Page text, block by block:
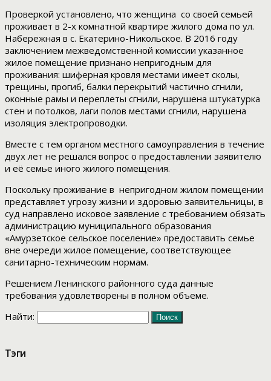
Проверкой установлено, что женщина со своей семьей
проживает в 2-х комнатной квартире жилого дома по ул.
Набережная в с. Екатерино-Никольское. В 2016 году
заключением межведомственной комиссии указанное
жилое помещение признано непригодным для
проживания: шиферная кровля местами имеет сколы,
трещины, прогиб, балки перекрытий частично сгнили,
оконные рамы и переплеты сгнили, нарушена штукатурка
стен и потолков, лаги полов местами сгнили, нарушена
изоляция электропроводки.
Вместе с тем органом местного самоуправления в течение
двух лет не решался вопрос о предоставлении заявителю
и её семье иного жилого помещения.
Поскольку проживание в непригодном жилом помещении
представляет угрозу жизни и здоровью заявительницы, в
суд направлено исковое заявление с требованием обязать
администрацию муниципального образования
«Амурзетское сельское поселение» предоставить семье
вне очереди жилое помещение, соответствующее
санитарно-техническим нормам.
Решением Ленинского районного суда данные
требования удовлетворены в полном объеме.
Найти:
Тэги